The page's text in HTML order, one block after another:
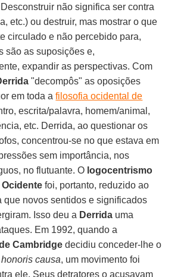
não significa ser contra
etc.) ou destruir, mas mostrar o que
circulado e não percebido para,
são as suposições e,
expandir as perspectivas. Com
"decompôs" as oposições
em toda afilosofia ocidental de
escrita/palavra, homem/animal,
etc. Derrida, ao questionar os
concentrou-se no que estava em
sem importância, nos
no flutuante. O logocentrismo
Ocidente foi, portanto, reduzido ao
que novos sentidos e significados
Isso deu a Derrida uma
Em 1992, quando a
Cambridge decidiu conceder-lhe o
causa, um movimento foi
ele. Seus detratores o acusavam